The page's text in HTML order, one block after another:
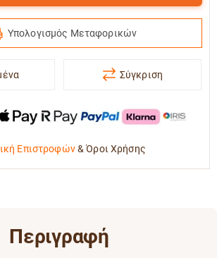
Υπολογισμός Μεταφορικών
Σύγκριση
Επιστροφών&Όροι Χρήσης
Περιγραφή